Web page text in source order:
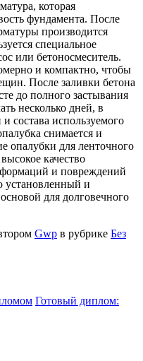
которая
фундамента. После
производится
специальное
или бетоносмеситель.
и компактно, чтобы
После заливки бетона
до полного застывания
несколько дней, в
состава используемого
снимается и
опалубки для ленточного
качество
и повреждений
установленный и
для долговечного
Gwp в рубрике Без
Готовый диплом: